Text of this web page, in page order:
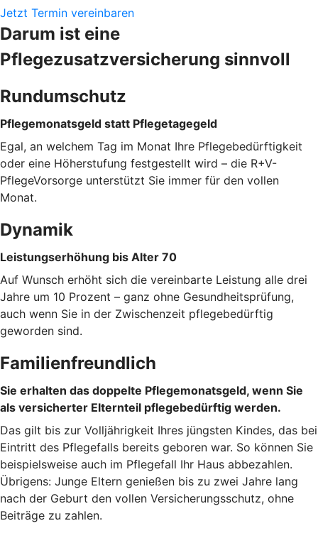
Jetzt Termin vereinbaren
Darum ist eine
Pflegezusatzversicherung sinnvoll
Rundumschutz
Pflegemonatsgeld statt Pflegetagegeld
Egal, an welchem Tag im Monat Ihre Pflegebedürftigkeit
oder eine Höherstufung festgestellt wird – die R+V-
PflegeVorsorge unterstützt Sie immer für den vollen
Monat.
Dynamik
Leistungserhöhung bis Alter 70
Auf Wunsch erhöht sich die vereinbarte Leistung alle drei
Jahre um 10 Prozent – ganz ohne Gesundheitsprüfung,
auch wenn Sie in der Zwischenzeit pflegebedürftig
geworden sind.
Familienfreundlich
Sie erhalten das doppelte Pflegemonatsgeld, wenn Sie
als versicherter Elternteil pflegebedürftig werden.
Das gilt bis zur Volljährigkeit Ihres jüngsten Kindes, das bei
Eintritt des Pflegefalls bereits geboren war. So können Sie
beispielsweise auch im Pflegefall Ihr Haus abbezahlen.
Übrigens: Junge Eltern genießen bis zu zwei Jahre lang
nach der Geburt den vollen Versicherungsschutz, ohne
Beiträge zu zahlen.